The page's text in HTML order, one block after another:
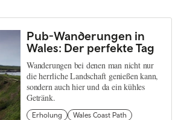
Pub-Wanderungen in
Wales: Der perfekte Tag
Wanderungen bei denen man nicht nur
die herrliche Landschaft genießen kann,
sondern auch hier und da ein kühles
Getränk.
Erholung
Wales Coast Path